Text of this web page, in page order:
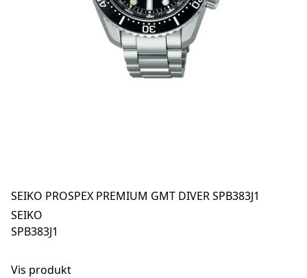
SEIKO PROSPEX PREMIUM GMT DIVER SPB383J1
SEIKO
SPB383J1
Vis produkt